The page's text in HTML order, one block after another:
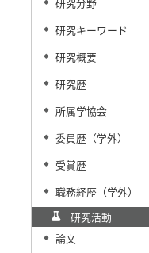
◆
◆ 研究キーワード
◆ 研究概要
◆ 研究歴
◆ 所属学協会
◆ 委員歴（学外）
◆ 受賞歴
◆
職務経歴（学外）
研究活動
◆ 論文